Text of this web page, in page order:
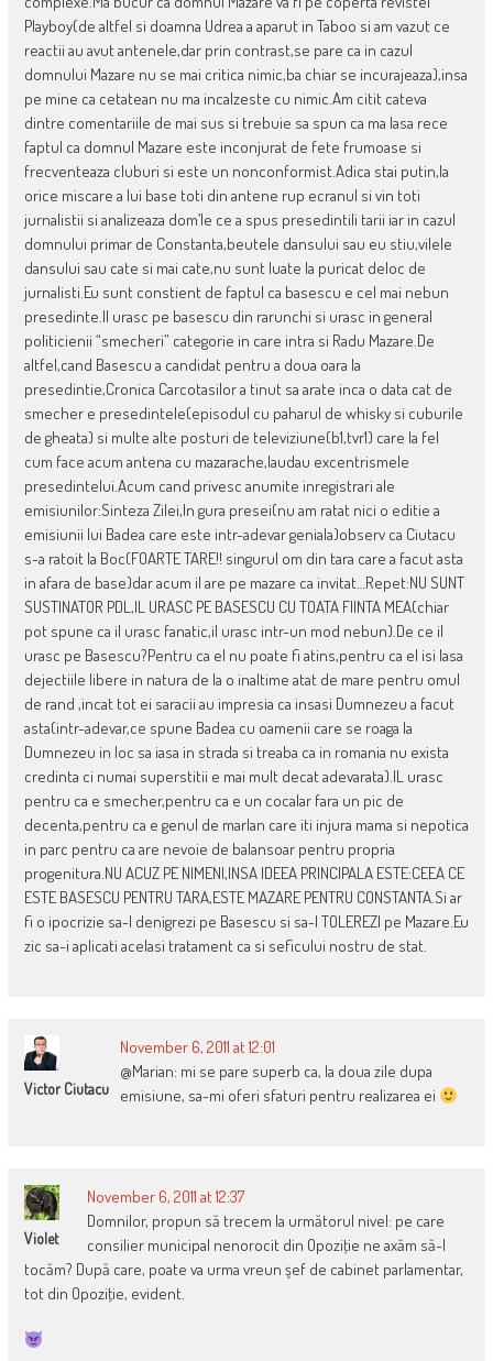
Playboy(de altfel si doamna Udrea a aparut in Taboo si am vazut ce
reactii au avut antenele,dar prin contrast,se pare ca in cazul
domnului Mazare nu se mai critica nimic,ba chiar se incurajeaza),insa
pe mine ca cetatean nu ma incalzeste cu nimic.Am citit cateva
dintre comentariile de mai sus si trebuie sa spun ca ma lasa rece
faptul ca domnul Mazare este inconjurat de fete frumoase si
frecventeaza cluburi si este un nonconformist.Adica stai putin,la
orice miscare a lui base toti din antene rup ecranul si vin toti
jurnalistii si analizeaza dom’le ce a spus presedintili tarii iar in cazul
domnului primar de Constanta,beutele dansului sau eu stiu,vilele
dansului sau cate si mai cate,nu sunt luate la puricat deloc de
jurnalisti.Eu sunt constient de faptul ca basescu e cel mai nebun
presedinte.Il urasc pe basescu din rarunchi si urasc in general
politicienii “smecheri” categorie in care intra si Radu Mazare.De
altfel,cand Basescu a candidat pentru a doua oara la
presedintie,Cronica Carcotasilor a tinut sa arate inca o data cat de
smecher e presedintele(episodul cu paharul de whisky si cuburile
de gheata) si multe alte posturi de televiziune(b1,tvr1) care la fel
cum face acum antena cu mazarache,laudau excentrismele
presedintelui.Acum cand privesc anumite inregistrari ale
emisiunilor:Sinteza Zilei,In gura presei(nu am ratat nici o editie a
emisiunii lui Badea care este intr-adevar geniala)observ ca Ciutacu
s-a ratoit la Boc(FOARTE TARE!! singurul om din tara care a facut asta
in afara de base)dar acum il are pe mazare ca invitat…Repet:NU SUNT
SUSTINATOR PDL,IL URASC PE BASESCU CU TOATA FIINTA MEA(chiar
pot spune ca il urasc fanatic,il urasc intr-un mod nebun).De ce il
urasc pe Basescu?Pentru ca el nu poate fi atins,pentru ca el isi lasa
dejectiile libere in natura de la o inaltime atat de mare pentru omul
de rand ,incat tot ei saracii au impresia ca insasi Dumnezeu a facut
asta(intr-adevar,ce spune Badea cu oamenii care se roaga la
Dumnezeu in loc sa iasa in strada si treaba ca in romania nu exista
credinta ci numai superstitii e mai mult decat adevarata).IL urasc
pentru ca e smecher,pentru ca e un cocalar fara un pic de
decenta,pentru ca e genul de marlan care iti injura mama si nepotica
in parc pentru ca are nevoie de balansoar pentru propria
progenitura.NU ACUZ PE NIMENI,INSA IDEEA PRINCIPALA ESTE:CEEA CE
ESTE BASESCU PENTRU TARA,ESTE MAZARE PENTRU CONSTANTA.Si ar
fi o ipocrizie sa-l denigrezi pe Basescu si sa-l TOLEREZI pe Mazare.Eu
zic sa-i aplicati acelasi tratament ca si seficului nostru de stat.
Victor Ciutacu
November 6, 2011 at 12:01
@Marian: mi se pare superb ca, la doua zile dupa
emisiune, sa-mi oferi sfaturi pentru realizarea ei
Violet
November 6, 2011 at 12:37
Domnilor, propun să trecem la următorul nivel: pe care
consilier municipal nenorocit din Opoziţie ne axăm să-l
tocăm? După care, poate va urma vreun şef de cabinet parlamentar,
tot din Opoziţie, evident.